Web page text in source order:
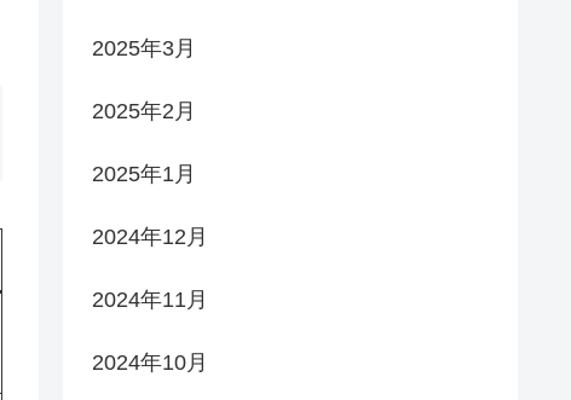
2025年3月
2025年2月
2025年1月
2024年12月
2024年11月
2024年10月